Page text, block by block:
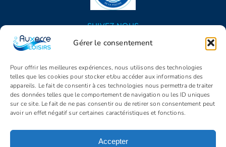
Gérer le consentement
Pour offrir les meilleures expériences, nous utilisons des technologies
telles que les cookies pour stocker et/ou accéder aux informations des
appareils. Le fait de consentir à ces technologies nous permettra de traiter
des données telles que le comportement de navigation ou les ID uniques
sur ce site. Le fait de ne pas consentir ou de retirer son consentement peut
avoir un effet négatif sur certaines caractéristiques et fonctions.
Accepter
SUIVEZ NOUS
© Copyright 2005 - 2026 | Auxerre Loisirs | Tous droits réservés |
C.G.V. Politique de confidentialité